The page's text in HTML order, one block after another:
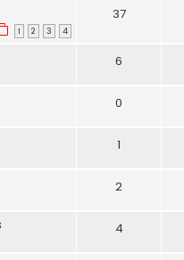
1 2 3 4
37
6
0
1
2
4